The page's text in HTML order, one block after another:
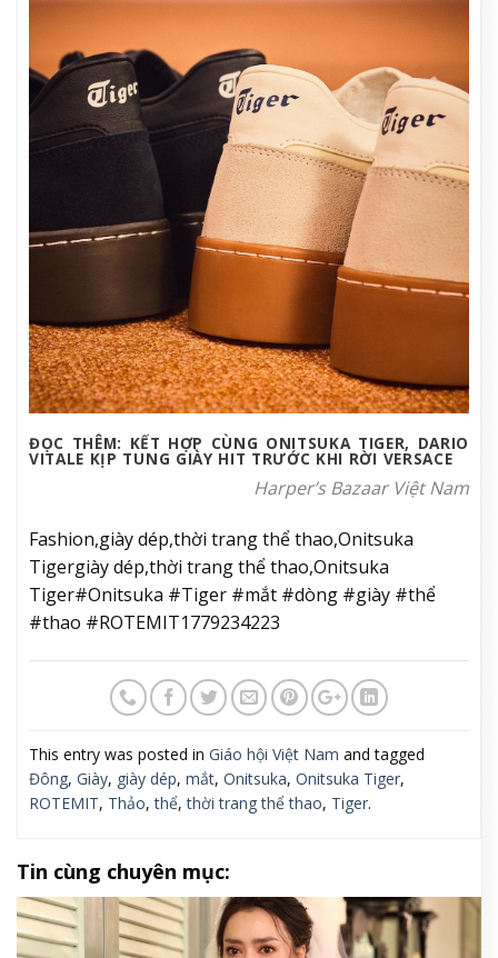
ĐỌC THÊM: KẾT HỢP CÙNG ONITSUKA TIGER, DARIO
VITALE KỊP TUNG GIÀY HIT TRƯỚC KHI RỜI VERSACE
Harper’s Bazaar Việt Nam
Fashion,giày dép,thời trang thể thao,Onitsuka
Tigergiày dép,thời trang thể thao,Onitsuka
Tiger#Onitsuka #Tiger #mắt #dòng #giày #thể
#thao #ROTEMIT1779234223
This entry was posted in Giáo hội Việt Nam and tagged
Đông, Giày, giày dép, mắt, Onitsuka, Onitsuka Tiger,
ROTEMIT, Thảo,thể,thời trang thể thao, Tiger.
Tin cùng chuyên mục: